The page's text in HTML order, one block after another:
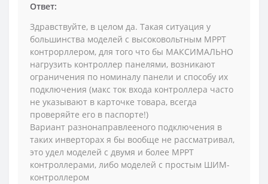
Ответ:
Здравствуйте, в целом да. Такая ситуация у
большинства моделей с высоковольтным MPPT
контрорллером, для того что бы МАКСИМАЛЬНО
нагрузить контроллер панелями, возникают
ограничения по номиналу панели и способу их
подключения (макс ток входа контроллера часто
не указывают в карточке товара, всегда
проверяйте его в паспорте!)
Вариант разнонаправлееного подключения в
таких инверторах я бы вообще не рассматривал,
это удел моделей с двумя и более MPPT
контроллерами, либо моделей с простым ШИМ-
контроллером